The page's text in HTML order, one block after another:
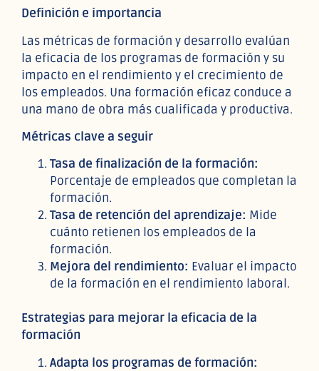
Definición e importancia
Las métricas de formación y desarrollo evalúan
la eficacia de los programas de formación y su
impacto en el rendimiento y el crecimiento de
los empleados. Una formación eficaz conduce a
una mano de obra más cualificada y productiva.
Métricas clave a seguir
Tasa de finalización de la formación:
Porcentaje de empleados que completan la
formación.
Tasa de retención del aprendizaje: Mide
cuánto retienen los empleados de la
formación.
Mejora del rendimiento: Evaluar el impacto
de la formación en el rendimiento laboral.
Estrategias para mejorar la eficacia de la
formación
Adapta los programas de formación: